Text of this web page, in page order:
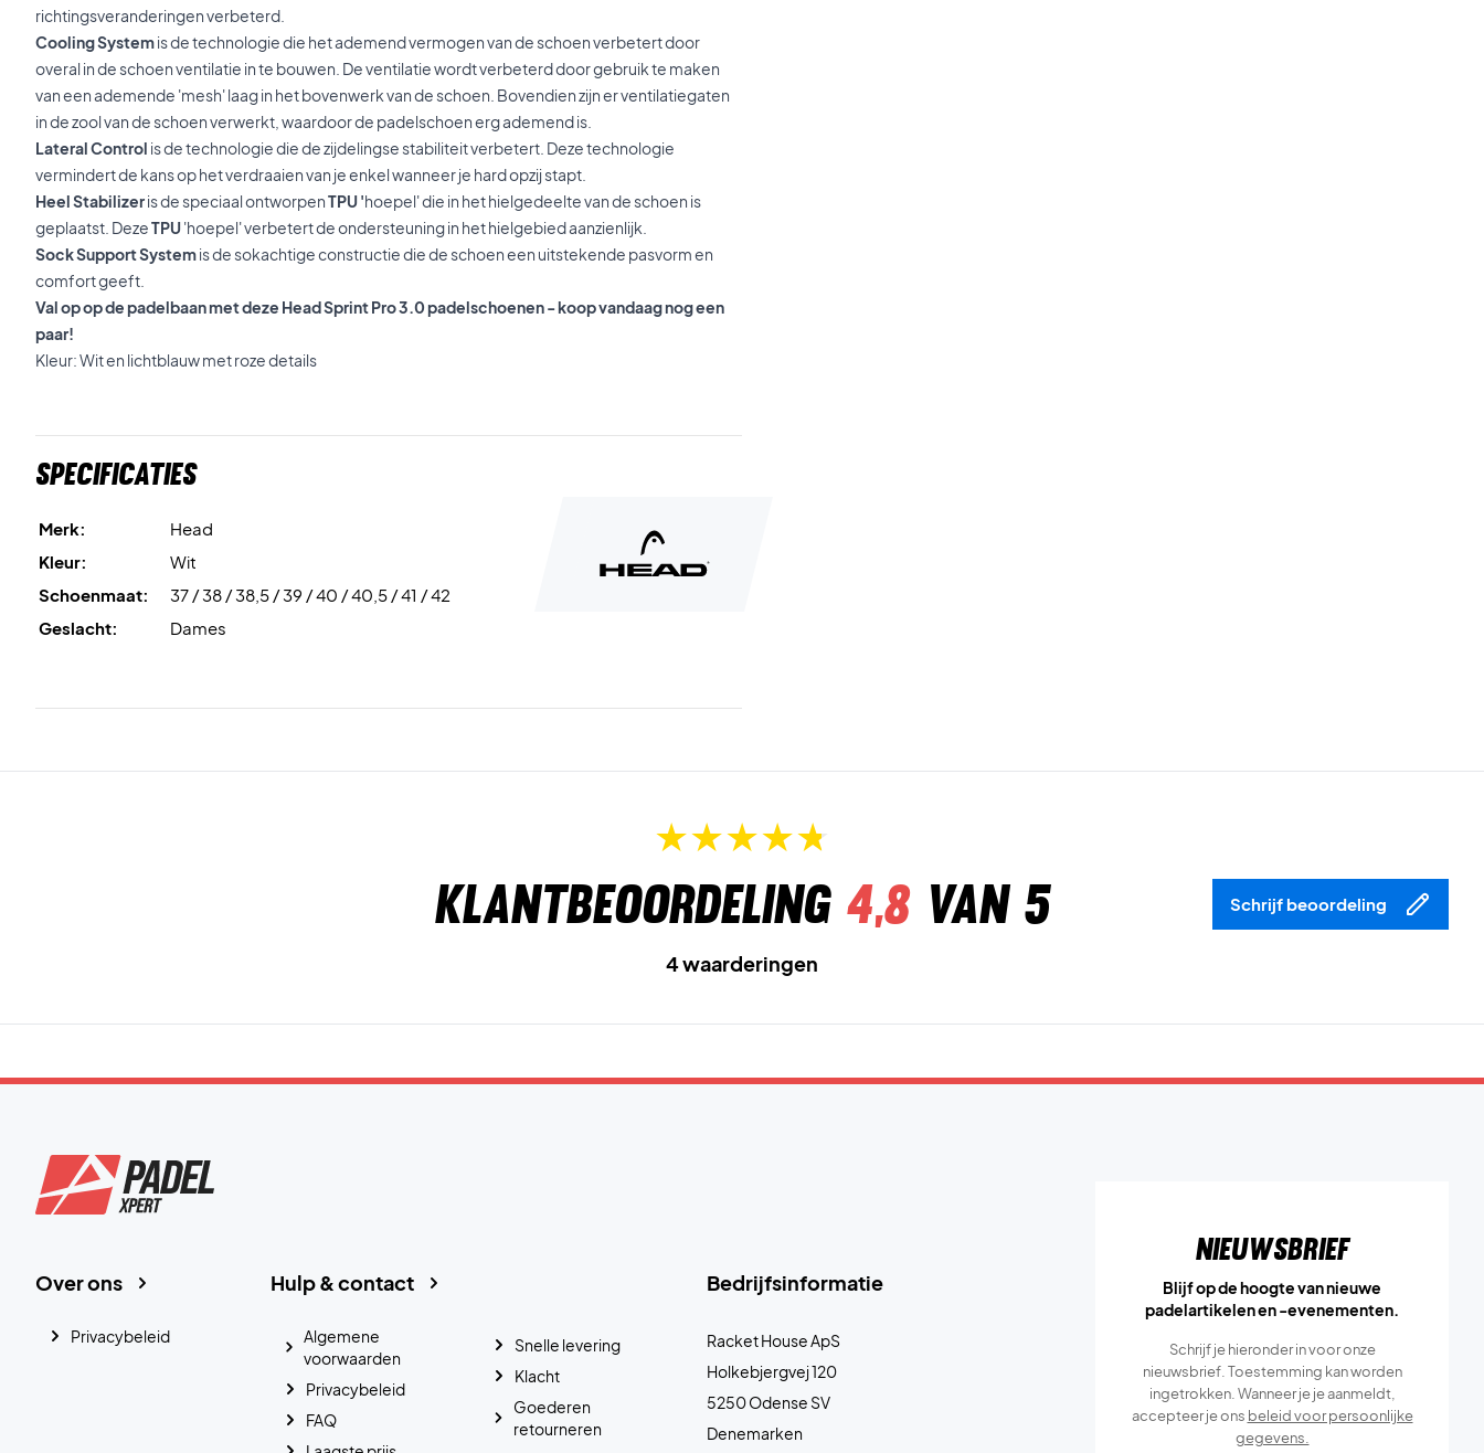
richtingsveranderingen verbeterd.
Cooling Systemis de technologie die het ademend vermogen van de schoen verbetert door
overal in de schoen ventilatie in te bouwen. De ventilatie wordt verbeterd door gebruik te maken
van een ademende 'mesh' laag in het bovenwerk van de schoen. Bovendien zijn er ventilatiegaten
in de zool van de schoen verwerkt, waardoor de padelschoen erg ademend is.
Lateral Control is de technologie die de zijdelingse stabiliteit verbetert. Deze technologie
vermindert de kans op het verdraaien van je enkel wanneer je hard opzij stapt.
Heel Stabilizeris de speciaal ontworpenTPU 'hoepel' die in het hielgedeelte van de schoen is
geplaatst. DezeTPU'hoepel' verbetert de ondersteuning in het hielgebied aanzienlijk.
Sock Support Systemis de sokachtige constructie die de schoen een uitstekende pasvorm en
comfort geeft.
Val op op de padelbaan met deze Head Sprint Pro 3.0 padelschoenen - koop vandaag nog een
paar!
Kleur: Wit en lichtblauw met roze details
Specificaties
Merk:
Head
Kleur:
Wit
Schoenmaat:
37 / 38 / 38,5 / 39 / 40 / 40,5 / 41 / 42
Geslacht:
Dames
Klantbeoordeling 4,8van 5 Schrijf beoordeling
4 waarderingen
Bedrijfsinformatie
Racket House ApS
Holkebjergvej 120
5250 Odense SV
Denemarken
Hulp & contact
Algemene
voorwaarden
Privacybeleid
FAQ
Snelle levering
Klacht
Goederen
retourneren
Over ons
Privacybeleid
Nieuwsbrief
Blijf op de hoogte van nieuwe
padelartikelen en -evenementen.
Schrijf je hieronder in voor onze
nieuwsbrief. Toestemming kan worden
ingetrokken. Wanneer je je aanmeldt,
accepteer je ons beleid voor persoonlijke
gegevens.